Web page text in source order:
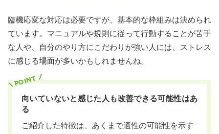
臨機応変な対応は必要ですが、基本的な枠組みは決められ
ています。マニュアルや規則に従って行動することが苦手
な人や、自分のやり方にこだわりが強い人には、ストレス
に感じる場面が多いかもしれませんね。
向いていないと感じた人も改善できる可能性はあ
る
ご紹介した特徴は、あくまで適性の可能性を示す